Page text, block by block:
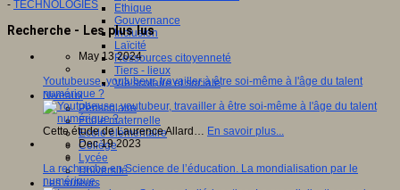
Ethique
Gouvernance
Inclusion
Laïcité
Ressources citoyenneté
Tiers - lieux
Vie scolaire et sociale
Niveaux
Périscolaire
Ecole maternelle
Ecole élémentaire
Collège
Lycée
Université
Les auteurs
- TECHNOLOGIES
Recherche - Les plus lus
May 13 2024
Youtubeuse, youtubeur, travailler à être soi-même à l'âge du talent
numérique ?
Cette étude de Laurence Allard… En savoir plus...
Dec 19 2023
La recherche en Science de l’éducation. La mondialisation par le
numérique.